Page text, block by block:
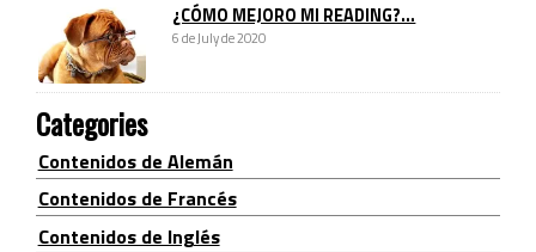
¿CÓMO MEJORO MI READING?...
6 de July de 2020
Categories
Contenidos de Alemán
Contenidos de Francés
Contenidos de Inglés